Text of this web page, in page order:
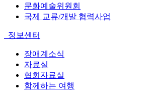
문화예술위원회
국제 교류/개발 협력사업
정보센터
장애계소식
자료실
협회자료실
함께하는 여행